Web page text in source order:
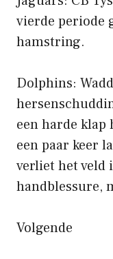
vierde periode
hamstring.
Dolphins:
een harde klap
een paar keer
verliet het veld
handblessure,
Volgende